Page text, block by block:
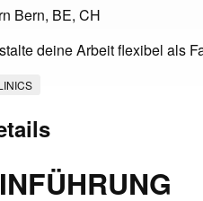
Bern, BE, CH
deine Arbeit flexibel als